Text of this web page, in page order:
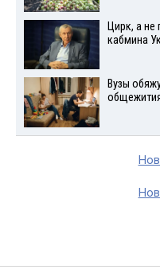
Цирк, а не
кабмина
Вузы